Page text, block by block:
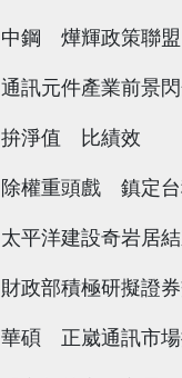
中鋼 燁輝政策聯
通訊元件產業前景
拚淨值 比績效
除權重頭戲 鎮定
太平洋建設奇岩居
財政部積極研擬證
華碩 正崴通訊市場